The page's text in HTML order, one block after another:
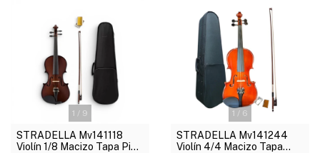
1 / 9
STRADELLA Mv141118
Violín 1/8 Macizo Tapa Pino
1 / 6
STRADELLA Mv141244
Violín 4/4 Macizo Tapa